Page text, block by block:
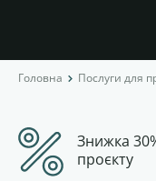
Головна Послуги для
Знижка
проєкту